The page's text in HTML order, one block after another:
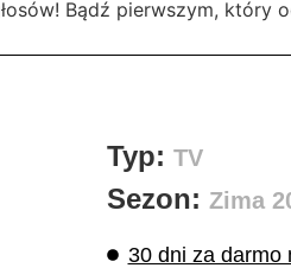
Bądź pierwszym, który
Typ: TV
Sezon: Zima
30 dni za darmo